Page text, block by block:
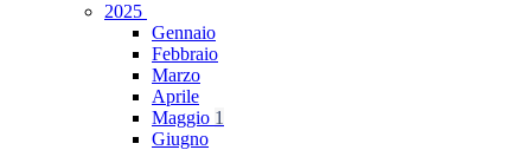
2025
Gennaio
Febbraio
Marzo
Aprile
Maggio 1
Giugno